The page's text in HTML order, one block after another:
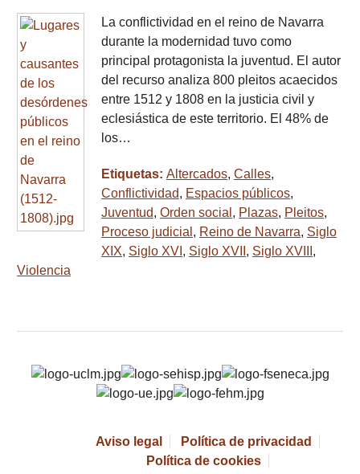
La conflictividad en el reino de Navarra
durante la modernidad tuvo como
principal protagonista la juventud. El autor
del recurso analiza 800 pleitos acaecidos
entre 1512 y 1808 en la justicia civil y
eclesiástica de este territorio. El 48% de
los…
Etiquetas: Altercados, Calles,
Conflictividad, Espacios públicos,
Juventud, Orden social , Plazas, Pleitos,
Proceso judicial , Reino de Navarra, Siglo
XIX, Siglo XVI , Siglo XVII , Siglo XVIII ,
Violencia
Aviso legal
Política de privacidad
Política de cookies